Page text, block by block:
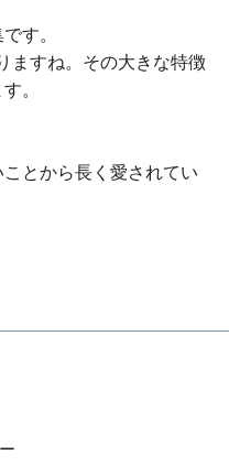
す。
ますね。その大きな特徴
。
とから長く愛されてい